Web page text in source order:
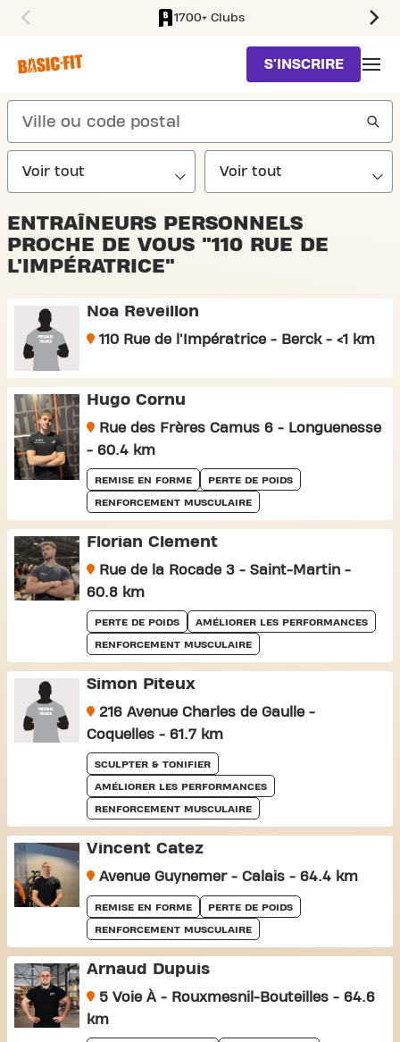
1700+ Clubs
S'INSCRIRE
search
ENTRAÎNEURS PERSONNELS
PROCHE DE VOUS "110 RUE DE
L'IMPÉRATRICE"
Noa Reveillon
110 Rue de l'Impératrice - Berck - <1 km
Hugo Cornu
Rue des Frères Camus 6 - Longuenesse
- 60.4 km
REMISE EN FORME PERTE DE POIDS
RENFORCEMENT MUSCULAIRE
Florian Clement
Rue de la Rocade 3 - Saint-Martin -
60.8 km
PERTE DE POIDS AMÉLIORER LES PERFORMANCES
RENFORCEMENT MUSCULAIRE
Simon Piteux
216 Avenue Charles de Gaulle -
Coquelles - 61.7 km
SCULPTER & TONIFIER
AMÉLIORER LES PERFORMANCES
RENFORCEMENT MUSCULAIRE
Vincent Catez
Avenue Guynemer - Calais - 64.4 km
REMISE EN FORME PERTE DE POIDS
RENFORCEMENT MUSCULAIRE
Arnaud Dupuis
5 Voie À - Rouxmesnil-Bouteilles - 64.6
km